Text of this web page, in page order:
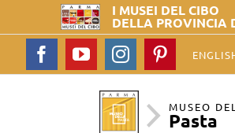
I MUSEI DELCIBO
DELLA PROVINCIA
FacebookYouTubeInstagramPinterest
MUSEO
Pasta